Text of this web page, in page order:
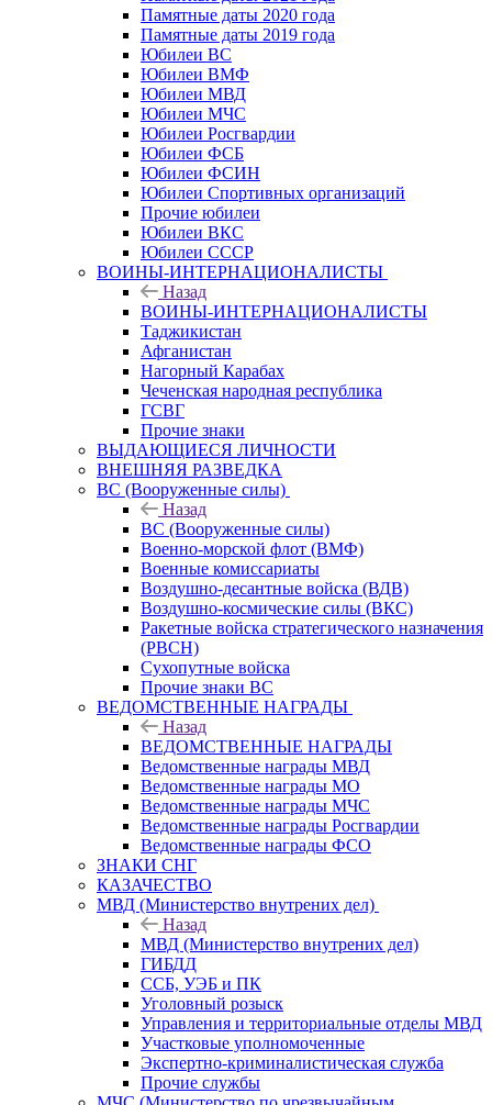
Памятные даты 2020 года
Памятные даты 2019 года
Юбилеи ВС
Юбилеи ВМФ
Юбилеи МВД
Юбилеи МЧС
Юбилеи Росгвардии
Юбилеи ФСБ
Юбилеи ФСИН
Юбилеи Спортивных организаций
Прочие юбилеи
Юбилеи ВКС
Юбилеи СССР
ВОИНЫ-ИНТЕРНАЦИОНАЛИСТЫ
Назад
ВОИНЫ-ИНТЕРНАЦИОНАЛИСТЫ
Таджикистан
Афганистан
Нагорный Карабах
Чеченская народная республика
ГСВГ
Прочие знаки
ВЫДАЮЩИЕСЯ ЛИЧНОСТИ
ВНЕШНЯЯ РАЗВЕДКА
ВС (Вооруженные силы)
Назад
ВС (Вооруженные силы)
Военно-морской флот (ВМФ)
Военные комиссариаты
Воздушно-десантные войска (ВДВ)
Воздушно-космические силы (ВКС)
Ракетные войска стратегического назначения
(РВСН)
Сухопутные войска
Прочие знаки ВС
ВЕДОМСТВЕННЫЕ НАГРАДЫ
Назад
ВЕДОМСТВЕННЫЕ НАГРАДЫ
Ведомственные награды МВД
Ведомственные награды МО
Ведомственные награды МЧС
Ведомственные награды Росгвардии
Ведомственные награды ФСО
ЗНАКИ СНГ
КАЗАЧЕСТВО
МВД (Министерство внутрених дел)
Назад
МВД (Министерство внутрених дел)
ГИБДД
ССБ, УЭБ и ПК
Уголовный розыск
Управления и территориальные отделы МВД
Участковые уполномоченные
Экспертно-криминалистическая служба
Прочие службы